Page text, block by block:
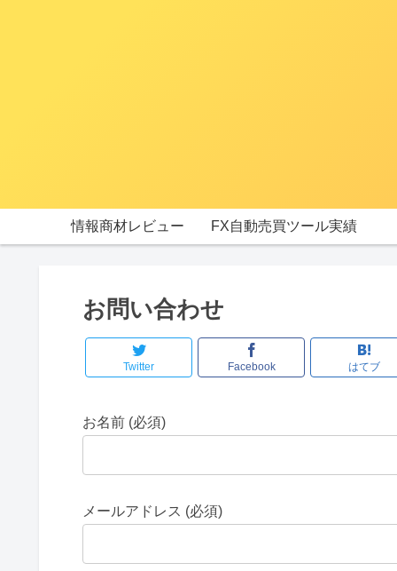
情報商材レビュー FX自動売買ツール実績
お問い合わせ
Twitter Facebook はてブ
お名前 (必須)
メールアドレス (必須)